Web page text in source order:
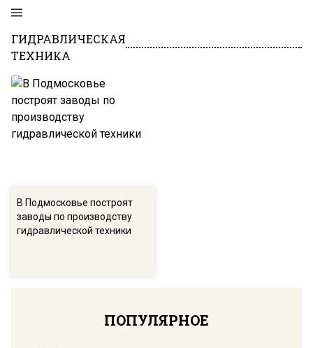
ГИДРАВЛИЧЕСКАЯ
ТЕХНИКА
В Подмосковье построят
заводы по производству
гидравлической техники
ПОПУЛЯРНОЕ